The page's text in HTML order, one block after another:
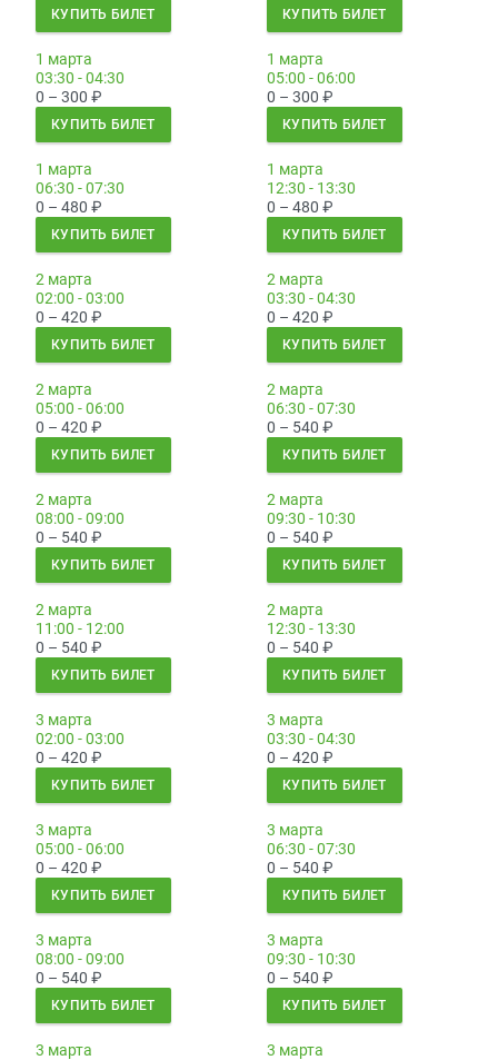
КУПИТЬ БИЛЕТ КУПИТЬ БИЛЕТ
1 марта
03:30 - 04:30
0 – 300 ₽
КУПИТЬ БИЛЕТ
1 марта
05:00 - 06:00
0 – 300 ₽
КУПИТЬ БИЛЕТ
1 марта
06:30 - 07:30
0 – 480 ₽
КУПИТЬ БИЛЕТ
1 марта
12:30 - 13:30
0 – 480 ₽
КУПИТЬ БИЛЕТ
2 марта
02:00 - 03:00
0 – 420 ₽
КУПИТЬ БИЛЕТ
2 марта
03:30 - 04:30
0 – 420 ₽
КУПИТЬ БИЛЕТ
2 марта
05:00 - 06:00
0 – 420 ₽
КУПИТЬ БИЛЕТ
2 марта
06:30 - 07:30
0 – 540 ₽
КУПИТЬ БИЛЕТ
2 марта
08:00 - 09:00
0 – 540 ₽
КУПИТЬ БИЛЕТ
2 марта
09:30 - 10:30
0 – 540 ₽
КУПИТЬ БИЛЕТ
2 марта
11:00 - 12:00
0 – 540 ₽
КУПИТЬ БИЛЕТ
2 марта
12:30 - 13:30
0 – 540 ₽
КУПИТЬ БИЛЕТ
3 марта
02:00 - 03:00
0 – 420 ₽
КУПИТЬ БИЛЕТ
3 марта
03:30 - 04:30
0 – 420 ₽
КУПИТЬ БИЛЕТ
3 марта
05:00 - 06:00
0 – 420 ₽
КУПИТЬ БИЛЕТ
3 марта
06:30 - 07:30
0 – 540 ₽
КУПИТЬ БИЛЕТ
3 марта
08:00 - 09:00
0 – 540 ₽
КУПИТЬ БИЛЕТ
3 марта
09:30 - 10:30
0 – 540 ₽
КУПИТЬ БИЛЕТ
3 марта 3 марта